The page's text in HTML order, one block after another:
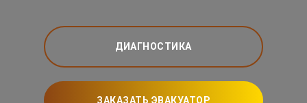
ДИАГНОСТИКА
ЗАКАЗАТЬ ЭВАКУАТОР